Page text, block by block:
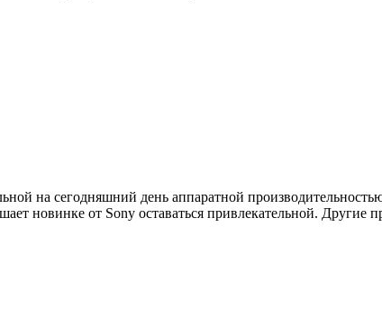
на сегодняшний день аппаратной
новинке от Sony оставаться привлекательной.